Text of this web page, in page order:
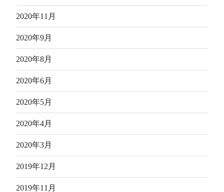
2020年11月
2020年9月
2020年8月
2020年6月
2020年5月
2020年4月
2020年3月
2019年12月
2019年11月